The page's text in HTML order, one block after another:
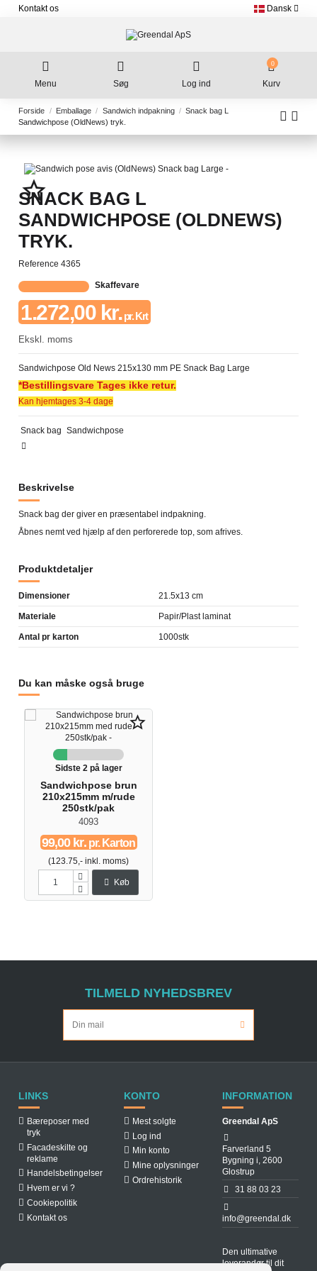
Kontakt os Dansk
Menu Søg Log ind
0
Kurv
Forside Emballage Sandwich indpakning
Snack bag L
Sandwichpose (OldNews) tryk.
star_border
SNACK BAG L
SANDWICHPOSE (OLDNEWS)
TRYK.
Reference 4365
Skaffevare
1.272,00 kr.pr. Krt
Ekskl. moms
Sandwichpose Old News 215x130 mm PE Snack Bag Large
*Bestillingsvare Tages ikke retur.
Kan hjemtages 3-4 dage
Snack bag Sandwichpose
Beskrivelse
Snack bag der giver en præsentabel indpakning.
Åbnes nemt ved hjælp af den perforerede top, som afrives.
Produktdetaljer
Dimensioner 21.5x13 cm
Materiale Papir/Plast laminat
Antal pr karton 1000stk
Du kan måske også bruge
star_border
Sidste 2 på lager
Sandwichpose brun
210x215mm m/rude
250stk/pak
4093
99,00 kr.pr. Karton
(123.75,- inkl. moms)
Køb
TILMELD NYHEDSBREV
LINKS
Bæreposer med
tryk
Facadeskilte og
reklame
Handelsbetingelser
Hvem er vi ?
Cookiepolitik
Kontakt os
KONTO
Mest solgte
Log ind
Min konto
Mine oplysninger
Ordrehistorik
INFORMATION
Greendal ApS
Farverland 5
Bygning i, 2600
Glostrup
31 88 03 23
info@greendal.dk
Den ultimative
leverandør til dit